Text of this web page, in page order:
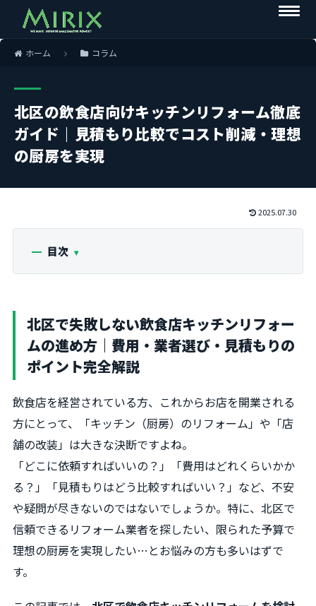
ホーム コラム
北区の飲食店向けキッチンリフォーム徹底
ガイド｜見積もり比較でコスト削減・理想
の厨房を実現
2025.07.30
目次
北区で失敗しない飲食店キッチンリフォー
ムの進め方｜費用・業者選び・見積もりの
ポイント完全解説
飲食店を経営されている方、これからお店を開業される
方にとって、「キッチン（厨房）のリフォーム」や「店
舗の改装」は大きな決断ですよね。
「どこに依頼すればいいの？」「費用はどれくらいかか
る？」「見積もりはどう比較すればいい？」など、不安
や疑問が尽きないのではないでしょうか。特に、北区で
信頼できるリフォーム業者を探したい、限られた予算で
理想の厨房を実現したい…とお悩みの方も多いはずで
す。